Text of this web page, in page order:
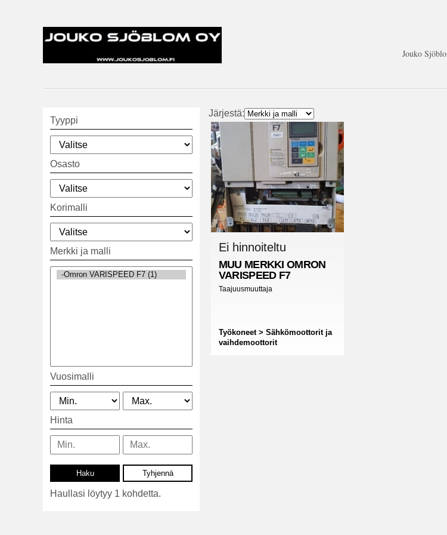
Jouko
Tyyppi
Osasto
Korimalli
Merkki ja malli
Vuosimalli
Hinta
Haullasi löytyy 1 kohdetta.
Järjestä:
Ei hinnoiteltu
MUU MERKKI OMRON
VARISPEED F7
Taajuusmuuttaja
Työkoneet > Sähkömoottorit ja
vaihdemoottorit